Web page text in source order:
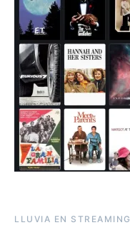
LLUVIA EN STREAMING